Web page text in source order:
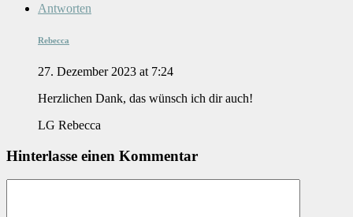
Antworten
Rebecca
27. Dezember 2023 at 7:24
Herzlichen Dank, das wünsch ich dir auch!
LG Rebecca
Hinterlasse einen Kommentar